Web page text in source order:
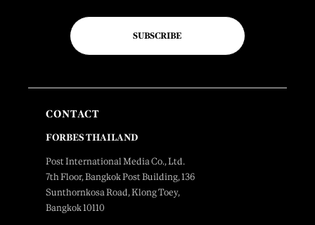
SUBSCRIBE
CONTACT
FORBES THAILAND
Post International Media Co., Ltd.
7th Floor, Bangkok Post Building, 136
Sunthornkosa Road, Klong Toey,
Bangkok 10110